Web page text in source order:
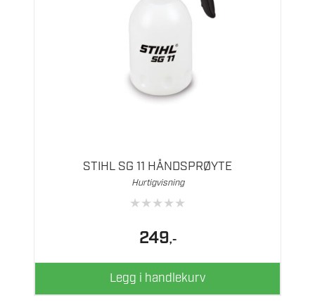
STIHL SG 11 HÅNDSPRØYTE
Hurtigvisning
★★★★★
249,-
Legg i handlekurv